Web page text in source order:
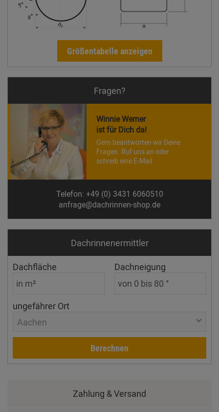
Größentabelle anzeigen
Fragen?
Winnie Werner
ist für Dich da!
Gern beantworten wir Deine
Fragen. Ruf uns an oder
schreib eine E-Mail.
Telefon: +49 (0) 3431 6060510
anfrage@dachrinnen-shop.de
Dachrinnen­ermittler
Dachfläche Dachneigung
ungefährer Ort
Aachen
Berechnen
Zahlung & Versand